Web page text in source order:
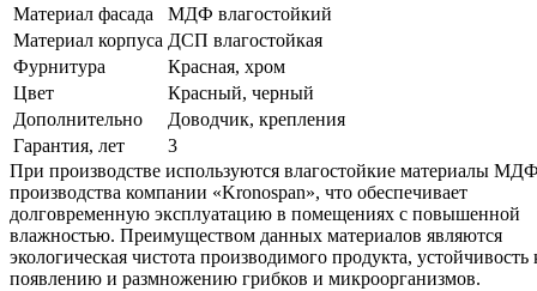
Материал фасада
МДФ влагостойкий
Материал корпуса ДСП влагостойкая
Фурнитура
Красная, хром
Цвет
Красный, черный
Дополнительно
Доводчик, крепления
Гарантия, лет
3
При производстве используются влагостойкие материалы
производства компании «Kronospan», что обеспечивает
долговременную эксплуатацию в помещенияx с повышенной
влажностью. Преимуществом данных материалов являются
экологическая чистота производимого продукта, устойчивость
появлению и размножению грибков и микроорганизмов.